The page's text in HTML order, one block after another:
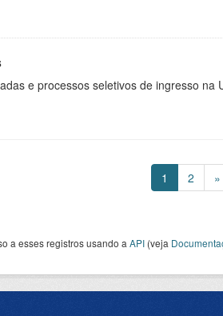
e processos seletivos de ingresso na
1 2 »
a esses registros usando a API (veja